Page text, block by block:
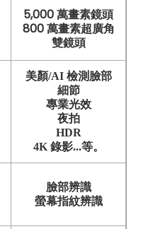
5,000 萬畫素鏡頭
800 萬畫素超廣角
雙鏡頭
美顏/AI 檢測臉部
細節
專業光效
夜拍
HDR
4K 錄影...等。
臉部辨識
螢幕指紋辨識